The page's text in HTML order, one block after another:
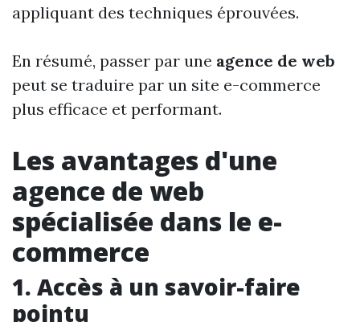
appliquant des techniques éprouvées.
En résumé, passer par une agence de web
peut se traduire par un site e-commerce
plus efficace et performant.
Les avantages d'une
agence de web
spécialisée dans le e-
commerce
1. Accès à un savoir-faire
pointu